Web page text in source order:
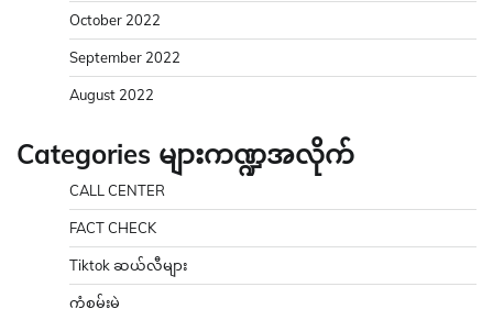
October 2022
September 2022
August 2022
Categories များကဏ္ဍအလိုက်
CALL CENTER
FACT CHECK
Tiktok ဆယ်လီများ
ကံစမ်းမဲ